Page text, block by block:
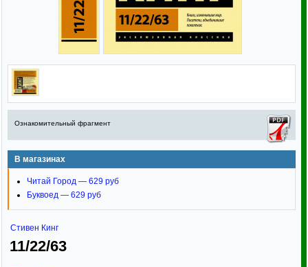
Ознакомительный фрагмент
В магазинах
Читай Город — 629 руб
Буквоед — 629 руб
Стивен Кинг
11/22/63